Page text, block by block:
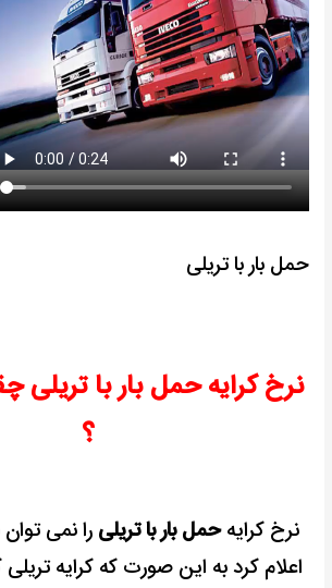
حمل بار با تریلی
نرخ کرایه حمل بار با تریلی
؟
نرخ کرایهحمل بار با تریلی را نمی
اعلام کرد به این صورت که کرایه